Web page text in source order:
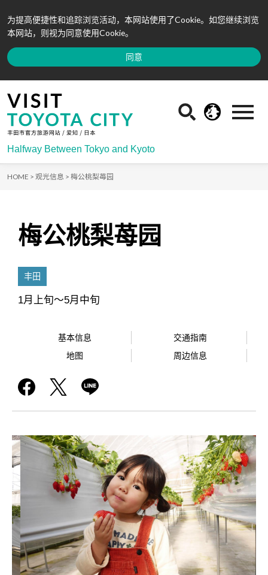
为提高便捷性和追踪浏览活动，本网站使用了Cookie。如您继续浏览
本网站，则视为同意使用Cookie。
同意
Halfway Between Tokyo and Kyoto
HOME > 观光信息 > 梅公桃梨苺园
梅公桃梨苺园
丰田
1月上旬～5月中旬
基本信息
交通指南
地图
周边信息